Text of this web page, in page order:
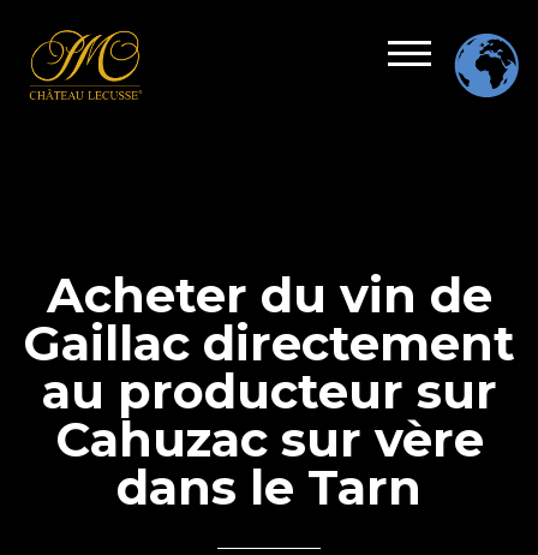
Acheter du vin de
Gaillac directement
au producteur sur
Cahuzac sur vère
dans le Tarn